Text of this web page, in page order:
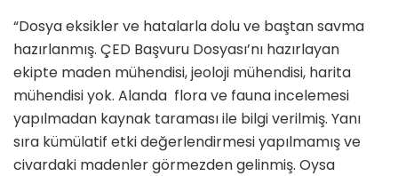
“Dosya eksikler ve hatalarla dolu ve baştan savma
hazırlanmış. ÇED Başvuru Dosyası’nı hazırlayan
ekipte maden mühendisi, jeoloji mühendisi, harita
mühendisi yok. Alanda flora ve fauna incelemesi
yapılmadan kaynak taraması ile bilgi verilmiş. Yanı
sıra kümülatif etki değerlendirmesi yapılmamış ve
civardaki madenler görmezden gelinmiş. Oysa